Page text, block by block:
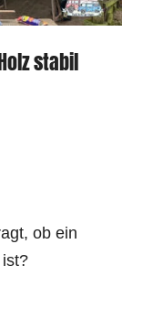
stabil
ob ein